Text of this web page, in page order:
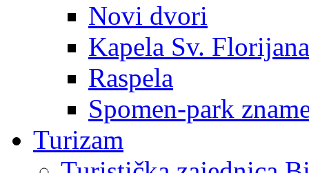
Novi dvori
Kapela Sv. Florijana
Raspela
Spomen-park
Turizam